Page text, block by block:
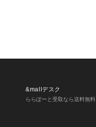
&mallデスク
ららぽーと受取なら送料無料